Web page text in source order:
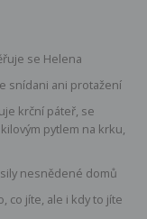
se Helena
snídani ani protažení
krční páteř, se
pytlem na krku,
nesnědené domů
co jíte, ale i kdy to jíte